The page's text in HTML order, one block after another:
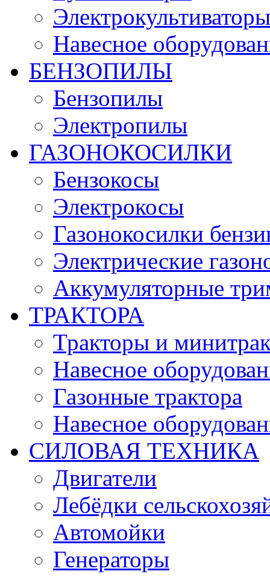
Электрокультиваторы
Навесное
БЕНЗОПИЛЫ
Бензопилы
Электропилы
ГАЗОНОКОСИЛКИ
Бензокосы
Электрокосы
Газонокосилки
Электрические
Аккумуляторные
ТРАКТОРА
Тракторы и
Навесное
Газонные трактора
Навесное
СИЛОВАЯ ТЕХНИКА
Двигатели
Лебёдки
Автомойки
Генераторы